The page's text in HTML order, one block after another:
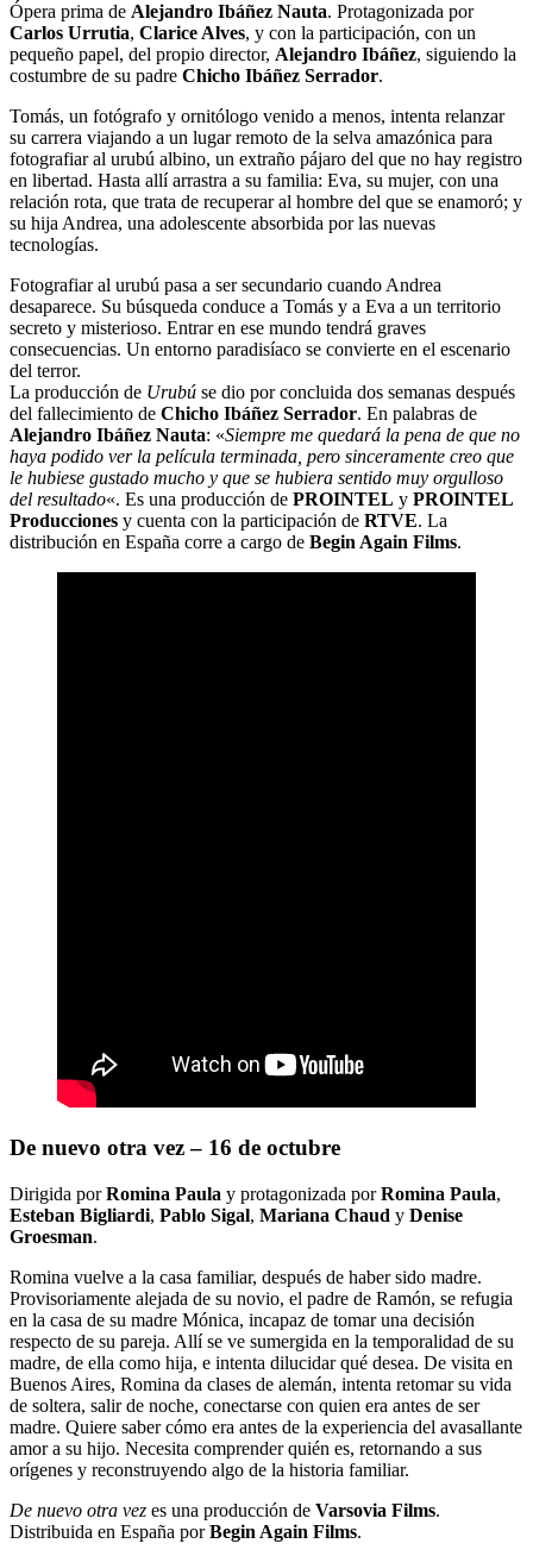
Ópera prima de Alejandro Ibáñez Nauta. Protagonizada por
Carlos Urrutia, Clarice Alves, y con la participación, con un
pequeño papel, del propio director, Alejandro Ibáñez, siguiendo la
costumbre de su padre Chicho Ibáñez Serrador.
Tomás, un fotógrafo y ornitólogo venido a menos, intenta relanzar
su carrera viajando a un lugar remoto de la selva amazónica para
fotografiar al urubú albino, un extraño pájaro del que no hay registro
en libertad. Hasta allí arrastra a su familia: Eva, su mujer, con una
relación rota, que trata de recuperar al hombre del que se enamoró; y
su hija Andrea, una adolescente absorbida por las nuevas
tecnologías.
Fotografiar al urubú pasa a ser secundario cuando Andrea
desaparece. Su búsqueda conduce a Tomás y a Eva a un territorio
secreto y misterioso. Entrar en ese mundo tendrá graves
consecuencias. Un entorno paradisíaco se convierte en el escenario
del terror.
La producción de Urubú se dio por concluida dos semanas después
del fallecimiento de Chicho Ibáñez Serrador. En palabras de
Alejandro Ibáñez Nauta: «Siempre me quedará la pena de que no
haya podido ver la película terminada, pero sinceramente creo que
le hubiese gustado mucho y que se hubiera sentido muy orgulloso
del resultado«. Es una producción de PROINTEL y PROINTEL
Producciones y cuenta con la participación de RTVE. La
distribución en España corre a cargo de Begin Again Films.
De nuevo otra vez – 16 de octubre
Dirigida porRomina Paula y protagonizada porRomina Paula,
Esteban Bigliardi, Pablo Sigal, Mariana Chaud y Denise
Groesman.
Romina vuelve a la casa familiar, después de haber sido madre.
Provisoriamente alejada de su novio, el padre de Ramón, se refugia
en la casa de su madre Mónica, incapaz de tomar una decisión
respecto de su pareja. Allí se ve sumergida en la temporalidad de su
madre, de ella como hija, e intenta dilucidar qué desea. De visita en
Buenos Aires, Romina da clases de alemán, intenta retomar su vida
de soltera, salir de noche, conectarse con quien era antes de ser
madre. Quiere saber cómo era antes de la experiencia del avasallante
amor a su hijo. Necesita comprender quién es, retornando a sus
orígenes y reconstruyendo algo de la historia familiar.
De nuevo otra vez es una producción de Varsovia Films.
Distribuida en España porBegin Again Films.